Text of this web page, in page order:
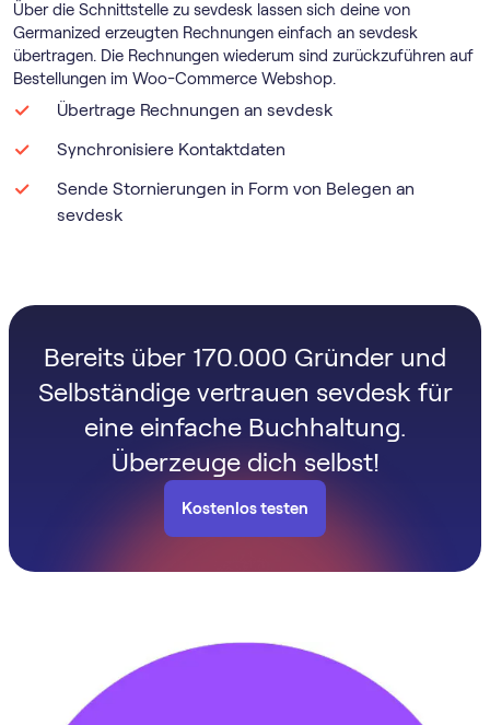
Über die Schnittstelle zu sevdesk lassen sich deine von
Germanized erzeugten Rechnungen einfach an sevdesk
übertragen. Die Rechnungen wiederum sind zurückzuführen auf
Bestellungen im Woo-Commerce Webshop.
Übertrage Rechnungen an sevdesk
Synchronisiere Kontaktdaten
Sende Stornierungen in Form von Belegen an
sevdesk
Bereits über 170.000 Gründer und
Selbständige vertrauen sevdesk für
eine einfache Buchhaltung.
Überzeuge dich selbst!
Kostenlos testen